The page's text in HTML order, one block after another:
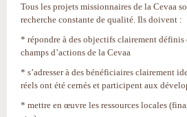
Tous les projets missionnaires de la Cevaa
recherche constante de qualité. Ils doivent :
* répondre à des objectifs clairement définis
champs d’actions de la Cevaa
* s’adresser à des bénéficiaires clairement
réels ont été cernés et participent aux
* mettre en œuvre les ressources locales